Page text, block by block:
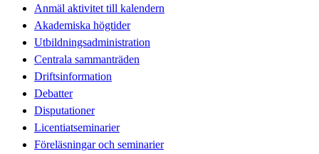
Anmäl aktivitet till kalendern
Akademiska högtider
Utbildningsadministration
Centrala sammanträden
Driftsinformation
Debatter
Disputationer
Licentiatseminarier
Föreläsningar och seminarier